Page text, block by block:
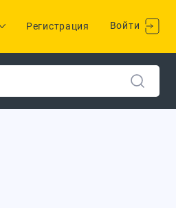
Регистрация Войти